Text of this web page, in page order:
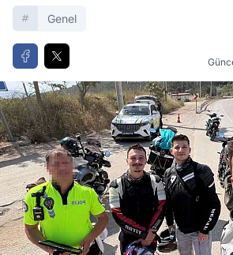
Genel